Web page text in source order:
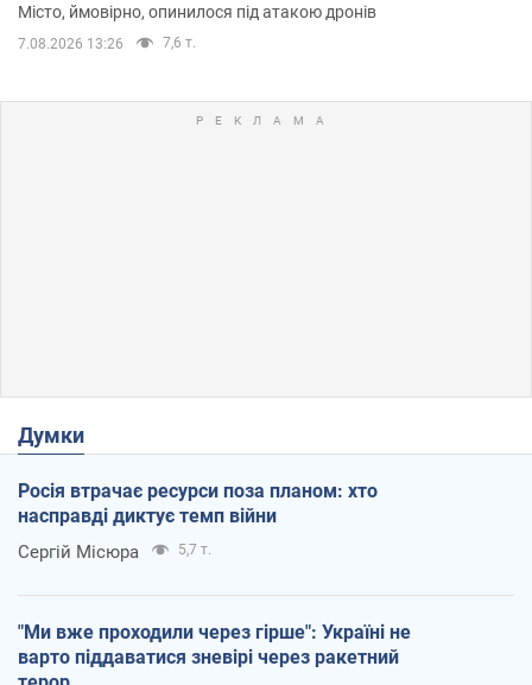
Місто, ймовірно, опинилося під атакою дронів
7.08.2026 13:26 7,6 т.
Думки
Росія втрачає ресурси поза планом: хто
насправді диктує темп війни
Сергій Місюра 5,7 т.
"Ми вже проходили через гірше": Україні не
варто піддаватися зневірі через ракетний